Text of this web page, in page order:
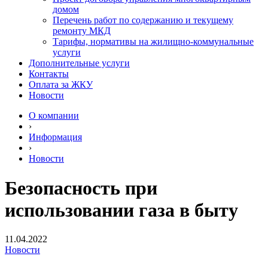
домом
Перечень работ по содержанию и текущему
ремонту МКД
Тарифы, нормативы на жилищно-коммунальные
услуги
Дополнительные услуги
Контакты
Оплата за ЖКУ
Новости
О компании
›
Информация
›
Новости
Безопасность при
использовании газа в быту
11.04.2022
Новости